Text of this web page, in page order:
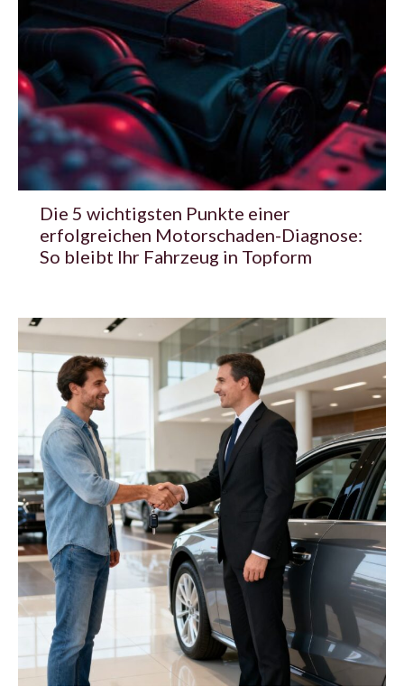
Die 5 wichtigsten Punkte einer
erfolgreichen Motorschaden-Diagnose:
So bleibt Ihr Fahrzeug in Topform